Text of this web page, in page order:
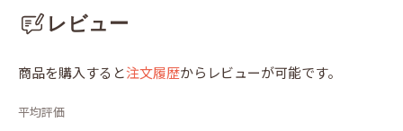
レビュー
商品を購入すると注文履歴からレビューが可能です。
平均評価